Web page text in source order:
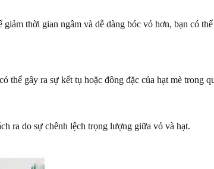
thời gian ngâm và dễ dàng bóc vỏ hơn, bạn có
gây ra sự kết tụ hoặc đông đặc của hạt mè trong
ra do sự chênh lệch trọng lượng giữa vỏ và hạt.